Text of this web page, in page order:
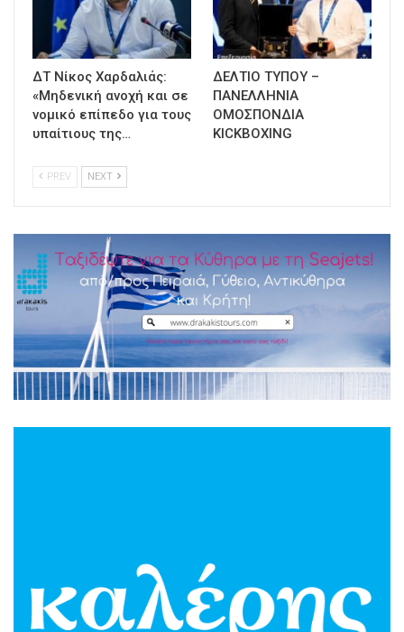
ΔΤ Νίκος Χαρδαλιάς:
«Μηδενική ανοχή και σε
νομικό επίπεδο για τους
υπαίτιους της…
ΔΕΛΤΙΟ ΤΥΠΟΥ –
ΠΑΝΕΛΛΗΝΙΑ
ΟΜΟΣΠΟΝΔΙΑ
KICKBOXING
PREV NEXT